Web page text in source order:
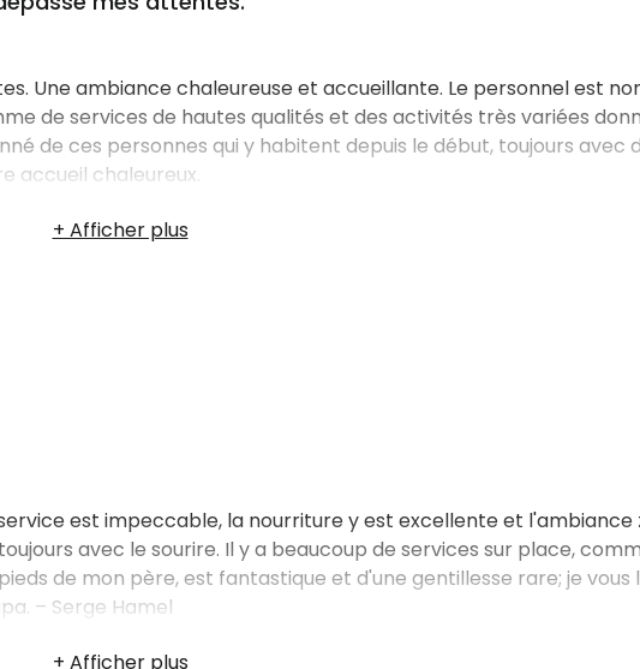
Une ambiance chaleureuse et accueillante. Le personnel est
de services de hautes qualités et des activités très variées
de ces personnes qui y habitent depuis le début, toujours avec
accueil chaleureux.
est impeccable, la nourriture y est excellente et
avec le sourire. Il y a beaucoup de services sur place,
de mon père, est fantastique et d'une gentillesse rare; je
– Serge Hamel